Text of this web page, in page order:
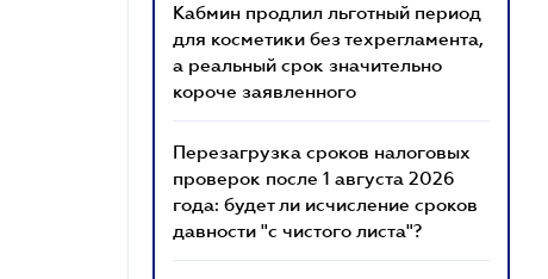
Кабмин продлил льготный период
для косметики без техрегламента,
а реальный срок значительно
короче заявленного
Перезагрузка сроков налоговых
проверок после 1 августа 2026
года: будет ли исчисление сроков
давности "с чистого листа"?